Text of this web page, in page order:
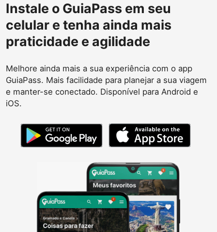
Instale o GuiaPass em seu
celular e tenha ainda mais
praticidade e agilidade
Melhore ainda mais a sua experiência com o app
GuiaPass. Mais facilidade para planejar a sua viagem
e manter-se conectado. Disponível para Android e
iOS.